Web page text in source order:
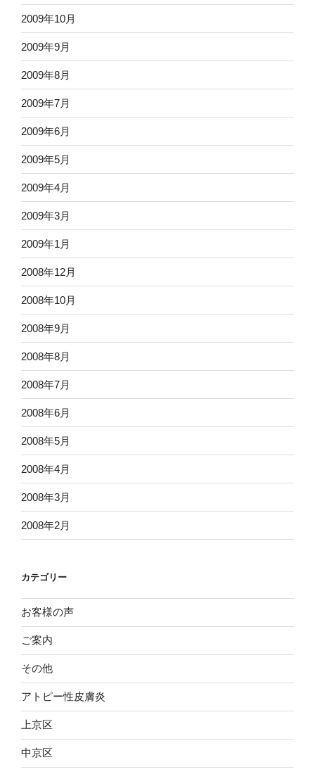
2009年10月
2009年9月
2009年8月
2009年7月
2009年6月
2009年5月
2009年4月
2009年3月
2009年1月
2008年12月
2008年10月
2008年9月
2008年8月
2008年7月
2008年6月
2008年5月
2008年4月
2008年3月
2008年2月
カテゴリー
お客様の声
ご案内
その他
アトピー性皮膚炎
上京区
中京区